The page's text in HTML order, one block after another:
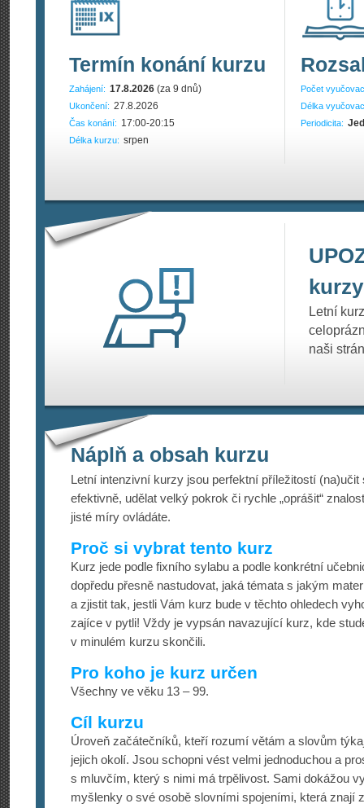
Termín konání kurzu
Zahájení: 17.8.2026 (za 9 dnů)
Ukončení: 27.8.2026
Čas konání: 17:00-20:15
Délka kurzu: srpen
Počet
Délka
Periodicita:
kurzy
Letní
naši
Náplň a obsah kurzu
Letní intenzivní kurzy jsou perfektní příležitostí
efektivně, udělat velký pokrok či rychle „oprášit“
jisté míry ovládáte.
Proč si vybrat tento kurz
Kurz jede podle fixního sylabu a podle konkrétní
dopředu přesně nastudovat, jaká témata s jakým
a zjistit tak, jestli Vám kurz bude v těchto ohledech
zajíce v pytli! Vždy je vypsán navazující kurz, kde
v minulém kurzu skončili.
Pro koho je kurz určen
Všechny ve věku 13 – 99.
Cíl kurzu
Úroveň začátečníků, kteří rozumí větám a slovům
jejich okolí. Jsou schopni vést velmi jednoduchou a
s mluvčím, který s nimi má trpělivost. Sami dokážou
myšlenky o své osobě slovními spojeními, která znají